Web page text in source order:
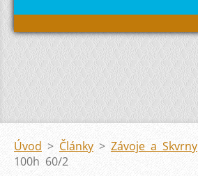
Úvod > Články > Závoje a Skvrny
100h 60/2